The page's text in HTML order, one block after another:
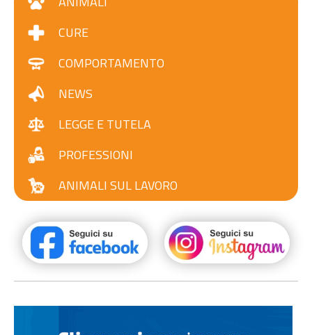
CURE
COMPORTAMENTO
NEWS
LEGGE E TUTELA
PROFESSIONI
ANIMALI SUL LAVORO